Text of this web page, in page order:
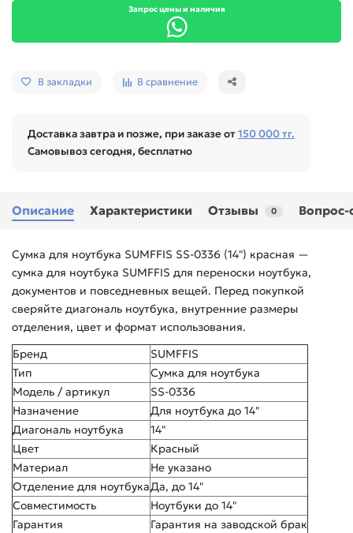
Запрос цены и наличия
В закладки В сравнение
Доставка завтра и позже, при заказе от150 000 тг.
Самовывоз сегодня, бесплатно
Описание Характеристики Отзывы 0 Вопрос-
Сумка для ноутбука SUMFFIS SS-0336 (14") красная —
сумка для ноутбука SUMFFIS для переноски ноутбука,
документов и повседневных вещей. Перед покупкой
сверяйте диагональ ноутбука, внутренние размеры
отделения, цвет и формат использования.
Бренд
SUMFFIS
Тип
Сумка для ноутбука
Модель / артикул
SS-0336
Назначение
Для ноутбука до 14"
Диагональ ноутбука
14"
Цвет
Красный
Материал
Не указано
Отделение для ноутбукаДа, до 14"
Совместимость
Ноутбуки до 14"
Гарантия
Гарантия на заводской брак